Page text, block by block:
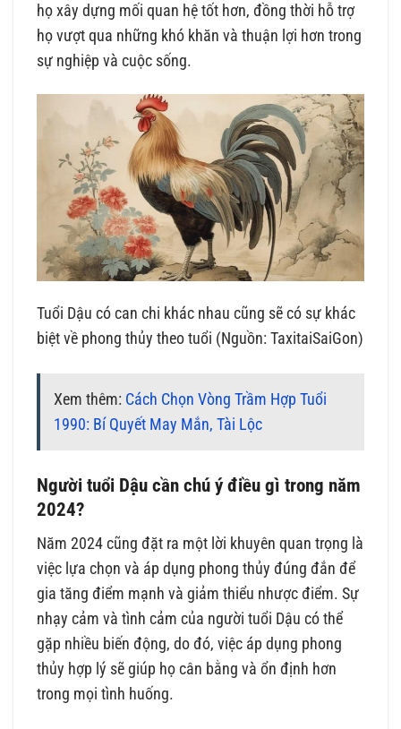
họ xây dựng mối quan hệ tốt hơn, đồng thời hỗ trợ
họ vượt qua những khó khăn và thuận lợi hơn trong
sự nghiệp và cuộc sống.
Tuổi Dậu có can chi khác nhau cũng sẽ có sự khác
biệt về phong thủy theo tuổi (Nguồn: TaxitaiSaiGon)
Xem thêm: Cách Chọn Vòng Trầm Hợp Tuổi
1990: Bí Quyết May Mắn, Tài Lộc
Người tuổi Dậu cần chú ý điều gì trong năm
2024?
Năm 2024 cũng đặt ra một lời khuyên quan trọng là
việc lựa chọn và áp dụng phong thủy đúng đắn để
gia tăng điểm mạnh và giảm thiểu nhược điểm. Sự
nhạy cảm và tình cảm của người tuổi Dậu có thể
gặp nhiều biến động, do đó, việc áp dụng phong
thủy hợp lý sẽ giúp họ cân bằng và ổn định hơn
trong mọi tình huống.